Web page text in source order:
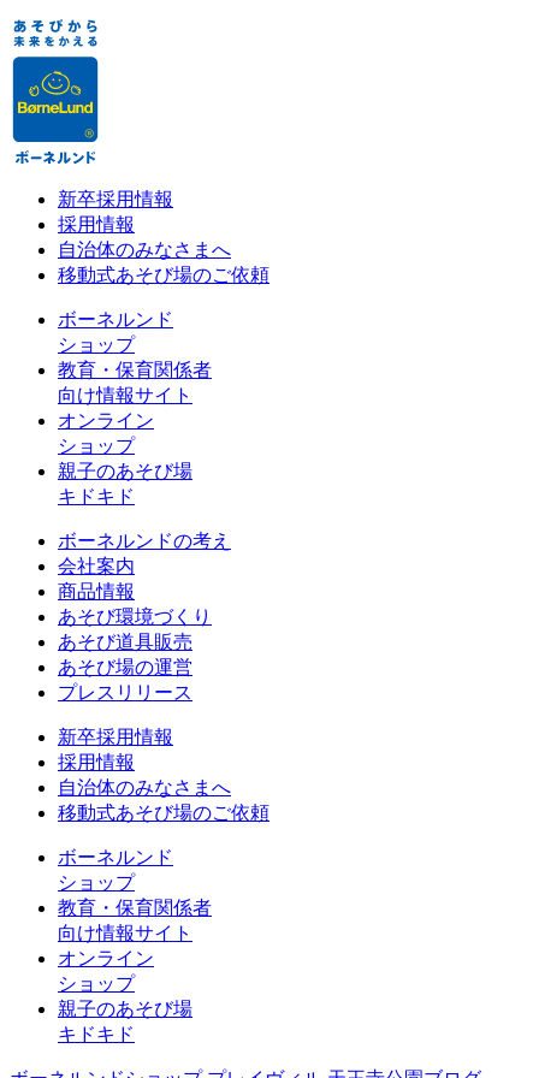
新卒採用情報
採用情報
自治体のみなさまへ
移動式あそび場のご依頼
ボーネルンド
ショップ
教育・保育関係者
向け情報サイト
オンライン
ショップ
親子のあそび場
キドキド
ボーネルンドの考え
会社案内
商品情報
あそび環境づくり
あそび道具販売
あそび場の運営
プレスリリース
新卒採用情報
採用情報
自治体のみなさまへ
移動式あそび場のご依頼
ボーネルンド
ショップ
教育・保育関係者
向け情報サイト
オンライン
ショップ
親子のあそび場
キドキド